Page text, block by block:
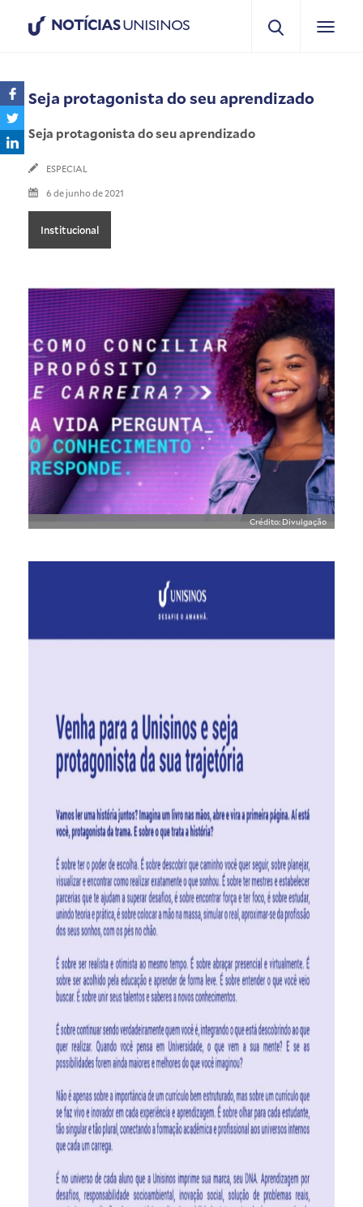
NOTÍCIASUNISINOS
Seja protagonista do seu aprendizado
Seja protagonista do seu aprendizado
ESPECIAL
6 de junho de 2021
Institucional
Crédito: Divulgação